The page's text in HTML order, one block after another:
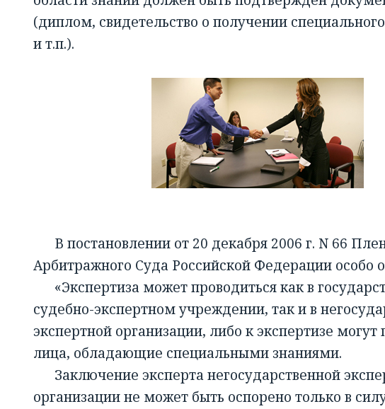
(диплом, свидетельство о получении
и т.п.).
В постановлении от 20 декабря 2006 г. N 66
Арбитражного Суда Российской Федерации особо
«Экспертиза может проводиться как в
судебно-экспертном учреждении, так и в
экспертной организации, либо к экспертизе могут
лица, обладающие специальными знаниями.
Заключение эксперта негосударственной
организации не может быть оспорено только в